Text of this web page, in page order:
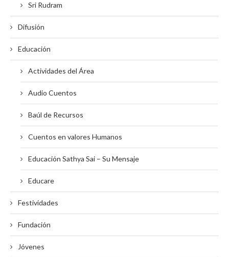
Sri Rudram
Difusión
Educación
Actividades del Área
Audio Cuentos
Baúl de Recursos
Cuentos en valores Humanos
Educación Sathya Sai – Su Mensaje
Educare
Festividades
Fundación
Jóvenes